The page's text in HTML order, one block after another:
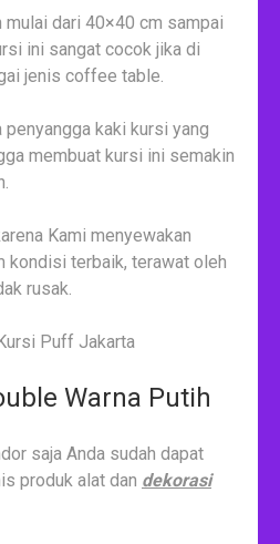
mulai dari 40×40 cm sampai
ini sangat cocok jika di
jenis coffee table.
kaki kursi yang
membuat kursi ini semakin
Kami menyewakan
kondisi terbaik, terawat oleh
rusak.
Warna Putih
saja Anda sudah dapat
produk alat dan dekorasi